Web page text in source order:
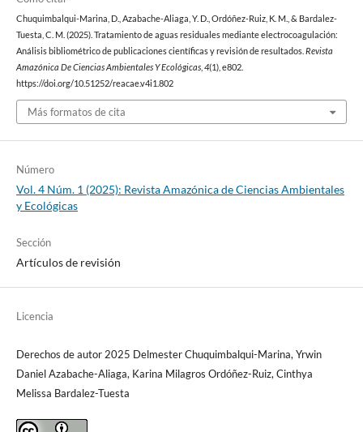
Chuquimbalqui-Marina, D., Azabache-Aliaga, Y. D., Ordóñez-Ruiz, K. M., & Bardalez-
Tuesta, C. M. (2025). Tratamiento de aguas residuales mediante electrocoagulación:
Análisis bibliométrico de publicaciones científicas y revisión de resultados. Revista
Amazónica De Ciencias Ambientales Y Ecológicas, 4(1), e802.
https://doi.org/10.51252/reacae.v4i1.802
Más formatos de cita
Número
Vol. 4 Núm. 1 (2025): Revista Amazónica de Ciencias Ambientales
y Ecológicas
Sección
Artículos de revisión
Licencia
Derechos de autor 2025 Delmester Chuquimbalqui-Marina, Yrwin
Daniel Azabache-Aliaga, Karina Milagros Ordóñez-Ruiz, Cinthya
Melissa Bardalez-Tuesta